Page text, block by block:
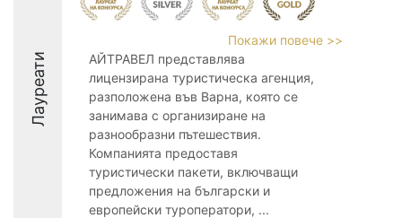
Лауреати
Покажи повече >>
АЙТРАВЕЛ представлява
лицензирана туристическа агенция,
разположена във Варна, която се
занимава с организиране на
разнообразни пътешествия.
Компанията предоставя
туристически пакети, включващи
предложения на български и
европейски туроператори, ...